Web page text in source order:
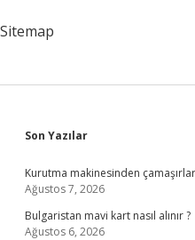
Sitemap
Sidebar
Son Yazılar
Kurutma makinesinden çamaşırlar
Ağustos 7, 2026
Bulgaristan mavi kart nasıl alınır ?
Ağustos 6, 2026